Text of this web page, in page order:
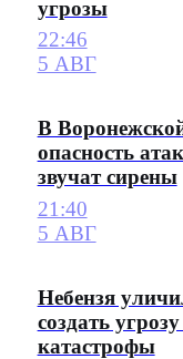
угрозы
22:46
5 АВГ
В
опасность
звучат сирены
21:40
5 АВГ
Небензя
создать
катастрофы